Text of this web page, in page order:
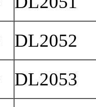
DL2052
DL2053